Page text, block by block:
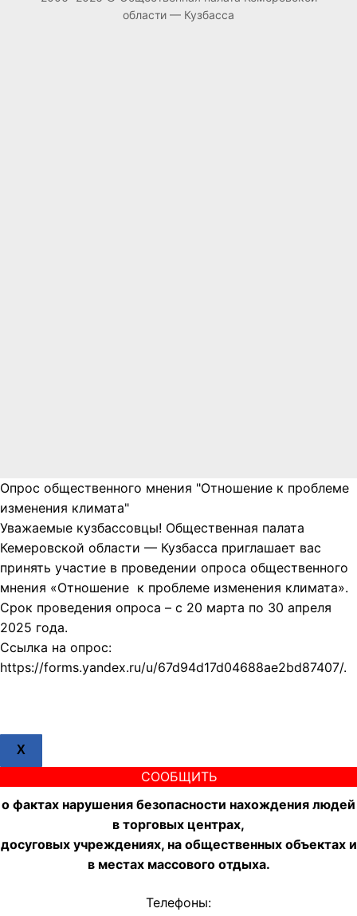
области — Кузбасса
Опрос общественного мнения "Отношение к проблеме
изменения климата"
Уважаемые кузбассовцы! Общественная палата
Кемеровской области — Кузбасса приглашает вас
принять участие в проведении опроса общественного
мнения «Отношение к проблеме изменения климата».
Срок проведения опроса – с 20 марта по 30 апреля
2025 года.
Ссылка на опрос:
https://forms.yandex.ru/u/67d94d17d04688ae2bd87407/.
X
СООБЩИТЬ
о фактах нарушения безопасности нахождения людей
в торговых центрах,
досуговых учреждениях, на общественных объектах и
в местах массового отдыха.
Телефоны: